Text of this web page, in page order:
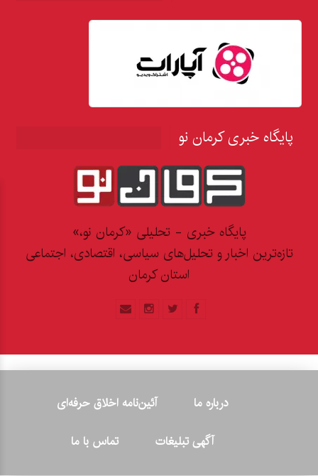
پایگاه خبری کرمان نو
پایگاه خبری - تحلیلی «کرمان نو،»
تازه‌ترین اخبار و تحلیل‌های سیاسی، اقتصادی، اجتماعی
استان کرمان
درباره ما
آئین‌نامه اخلاق حرفه‌ای
آگهی تبلیغات
تماس با ما